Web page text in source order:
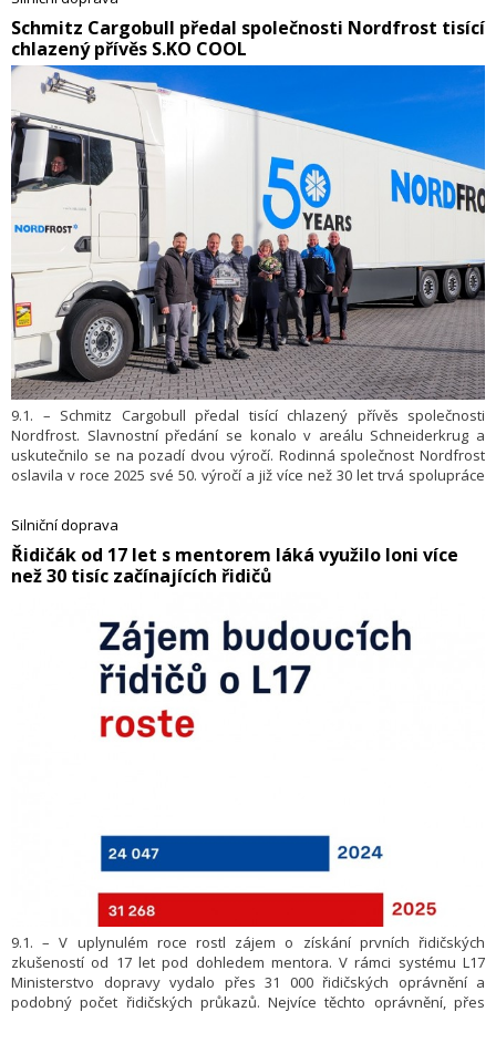
v energetické tranzici.
​Schmitz Cargobull předal společnosti Nordfrost tisící
chlazený přívěs S.KO COOL
9.1. – Schmitz Cargobull předal tisící chlazený přívěs společnosti
Nordfrost. Slavnostní předání se konalo v areálu Schneiderkrug a
uskutečnilo se na pozadí dvou výročí. Rodinná společnost Nordfrost
oslavila v roce 2025 své 50. výročí a již více než 30 let trvá spolupráce
Silniční doprava
​Řidičák od 17 let s mentorem láká využilo loni více
než 30 tisíc začínajících řidičů
9.1. – V uplynulém roce rostl zájem o získání prvních řidičských
zkušeností od 17 let pod dohledem mentora. V rámci systému L17
Ministerstvo dopravy vydalo přes 31 000 řidičských oprávnění a
podobný počet řidičských průkazů. Nejvíce těchto oprávnění, přes